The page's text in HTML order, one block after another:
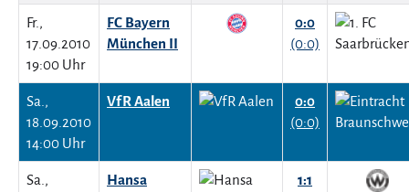
Fr.,
17.09.2010
19:00 Uhr
FC Bayern
München II
0:0
(0:0)
Sa.,
18.09.2010
14:00 Uhr
VfR Aalen
0:0
(0:0)
Sa.,
Hansa
1:1